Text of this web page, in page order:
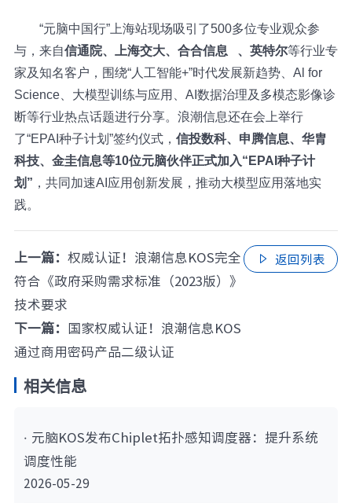
“元脑中国行”上海站现场吸引了500多位专业观众参
与，来自信通院、上海交大、 合合信息 、英特尔等行业专
家及知名客户，围绕“人工智能+”时代发展新趋势、Al for
Science、大模型训练与应用、AI数据治理及多模态影像诊
断等行业热点话题进行分享。浪潮信息还在会上举行
了“EPAI种子计划”签约仪式， 信投数科、申腾信息、华胄
科技、金圭信息等10位元脑伙伴正式加入“EPAI种子计
划” ，共同加速AI应用创新发展，推动大模型应用落地实
践。
上一篇： 权威认证！浪潮信息KOS完全
符合《政府采购需求标准（2023版）》
技术要求
下一篇： 国家权威认证！浪潮信息KOS
通过商用密码产品二级认证
 返回列表
相关信息
· 元脑KOS发布Chiplet拓扑感知调度器：提升系统
调度性能
2026-05-29